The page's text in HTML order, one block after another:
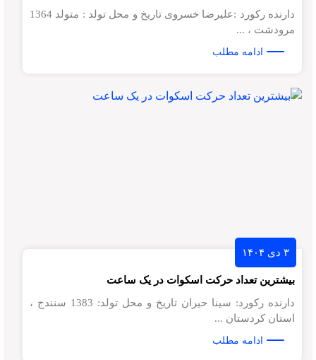
دارنده رکورد :علیرضا خسروی تاریخ و محل تولد : متولد 1364
مرودشت ، ...
ادامه مطلب
۳ دی ۱۴۰۴
بیشترین تعداد حرکت اسکوات در یک ساعت
دارنده رکورد: سینا حیران تاریخ و محل تولد: 1383 سنندج ،
استان کردستان ...
ادامه مطلب